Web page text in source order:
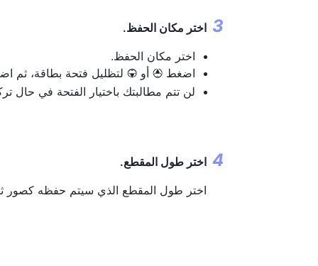
اختر مكان الحفظ.
اختر مكان الحفظ.
اضغط 1 أو 3 لتظليل فتحة بطاقة، ثم
لن تتم مطالبتك باختيار الفتحة في حال
اختر طول المقطع.
اختر طول المقطع الذي سيتم حفظه كصور